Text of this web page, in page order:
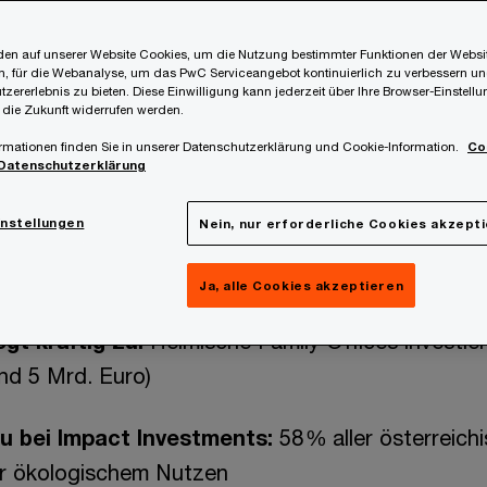
17, 2025
Wirkung: 5,3 Mrd. US-Dollar investiert –
mit sozialem oder ökologischem Impact
kräftig zu:Heimische Family Offices
5 Mrd. Euro)
bei Impact Investments: 58 % aller
ökologischem Nutzen
auf unserer Website Cookies, um die Nutzung bestimmter Funktionen der
für die Webanalyse, um das PwC Serviceangebot kontinuierlich zu verbessern
zu bieten. Diese Einwilligung kann jederzeit über Ihre Browser-
Zukunft widerrufen werden.
finden Sie in unserer Datenschutzerklärung und Cookie-Information.
Nein, nur erforderliche Cookies
Ja, alle Cookies akzeptieren